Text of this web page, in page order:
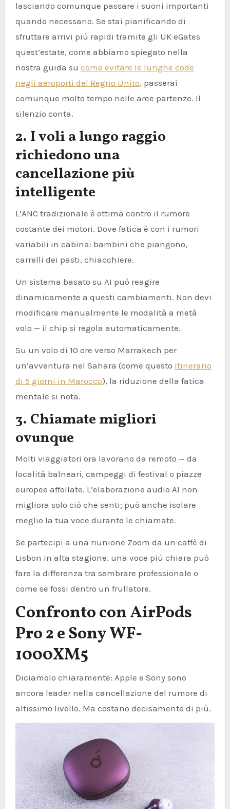
lasciando comunque passare i suoni importanti
quando necessario. Se stai pianificando di
sfruttare arrivi più rapidi tramite gli UK eGates
quest’estate, come abbiamo spiegato nella
nostra guida su come evitare le lunghe code
negli aeroporti del Regno Unito, passerai
comunque molto tempo nelle aree partenze. Il
silenzio conta.
2. I voli a lungo raggio
richiedono una
cancellazione più
intelligente
L’ANC tradizionale è ottima contro il rumore
costante dei motori. Dove fatica è con i rumori
variabili in cabina: bambini che piangono,
carrelli dei pasti, chiacchiere.
Un sistema basato su AI può reagire
dinamicamente a questi cambiamenti. Non devi
modificare manualmente le modalità a metà
volo — il chip si regola automaticamente.
Su un volo di 10 ore verso Marrakech per
un’avventura nel Sahara (come questo itinerario
di 5 giorni in Marocco), la riduzione della fatica
mentale si nota.
3. Chiamate migliori
ovunque
Molti viaggiatori ora lavorano da remoto — da
località balneari, campeggi di festival o piazze
europee affollate. L’elaborazione audio AI non
migliora solo ciò che senti; può anche isolare
meglio la tua voce durante le chiamate.
Se partecipi a una riunione Zoom da un caffè di
Lisbon in alta stagione, una voce più chiara può
fare la differenza tra sembrare professionale o
come se fossi dentro un frullatore.
Confronto con AirPods
Pro 2 e Sony WF-
1000XM5
Diciamolo chiaramente: Apple e Sony sono
ancora leader nella cancellazione del rumore di
altissimo livello. Ma costano decisamente di più.